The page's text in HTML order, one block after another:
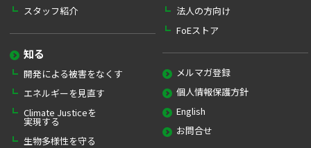
スタッフ紹介
知る
開発による被害をなくす
エネルギーを見直す
Climate Justiceを
実現する
生物多様性を守る
法人の方向け
FoEストア
メルマガ登録
個人情報保護方針
English
お問合せ